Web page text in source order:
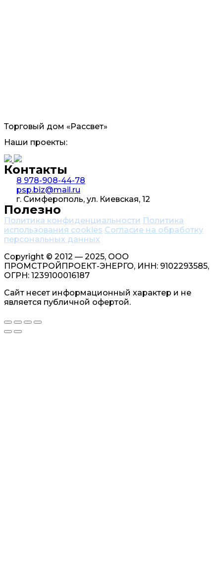
Торговый дом «Рассвет»
Наши проекты:
Контакты
8 978-908-44-78
psp.biz@mail.ru
г. Симферополь, ул. Киевская, 12
Полезно
Политика конфиденциальности Политика
использования cookies Согласие на обработку
персональных данных
Copyright © 2012 — 2025, ООО
ПРОМСТРОЙПРОЕКТ-ЭНЕРГО, ИНН: 9102293585,
ОГРН: 1239100016187
Сайт несет информационный характер и не
является публичной офертой.